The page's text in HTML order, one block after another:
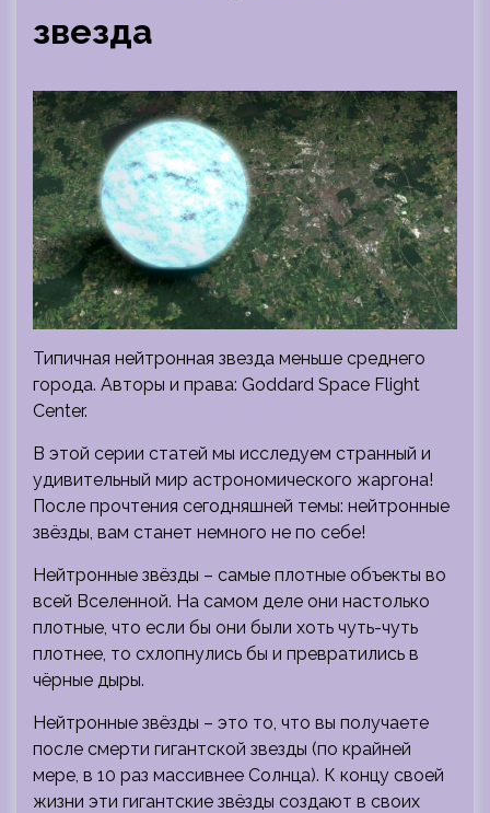
звезда
Типичная нейтронная звезда меньше среднего
города. Авторы и права: Goddard Space Flight
Center.
В этой серии статей мы исследуем странный и
удивительный мир астрономического жаргона!
После прочтения сегодняшней темы: нейтронные
звёзды, вам станет немного не по себе!
Нейтронные звёзды – самые плотные объекты во
всей Вселенной. На самом деле они настолько
плотные, что если бы они были хоть чуть-чуть
плотнее, то схлопнулись бы и превратились в
чёрные дыры.
Нейтронные звёзды – это то, что вы получаете
после смерти гигантской звезды (по крайней
мере, в 10 раз массивнее Солнца). К концу своей
жизни эти гигантские звёзды создают в своих